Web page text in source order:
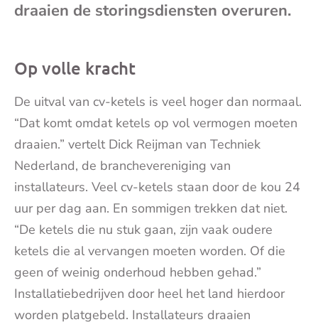
draaien de storingsdiensten overuren.
Op volle kracht
De uitval van cv-ketels is veel hoger dan normaal.
“Dat komt omdat ketels op vol vermogen moeten
draaien.” vertelt Dick Reijman van Techniek
Nederland, de branchevereniging van
installateurs. Veel cv-ketels staan door de kou 24
uur per dag aan. En sommigen trekken dat niet.
“De ketels die nu stuk gaan, zijn vaak oudere
ketels die al vervangen moeten worden. Of die
geen of weinig onderhoud hebben gehad.”
Installatiebedrijven door heel het land hierdoor
worden platgebeld. Installateurs draaien